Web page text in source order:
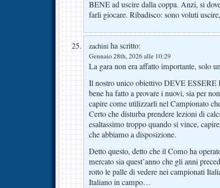
BENE ad uscire dalla coppa. Anzi, si
farli giocare. Ribadisco: sono voluti
zachini ha scritto:
Gennaio 28th, 2026 alle 10:29
La gara non era affatto importante, solo
Il nostro unico obiettivo DEVE
bene ha fatto a provare i nuovi, sia per
capire come utilizzarli nel Campionato
Certo che disturba prendere lezioni di
esaltassimo troppo quando si vince,
che abbiamo a disposizione.
Detto questo, detto che il Como ha
mercato sia quest’anno che gli anni
rotto le palle di vedere nei campionati
Italiano in campo…